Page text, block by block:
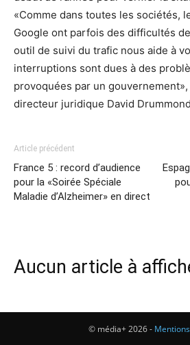
«Comme dans toutes les sociétés,
Google ont parfois des difficultés
outil de suivi du trafic nous aide à
interruptions sont dues à des
provoquées par un
directeur juridique David
Article précédent
France 5 : record d’audience
pour la «Soirée Spéciale
Maladie d’Alzheimer» en direct
Aucun article à
© média+ 2026 -